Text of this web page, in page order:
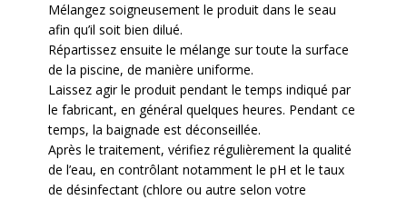
Mélangez soigneusement le produit dans le seau
afin qu’il soit bien dilué.
Répartissez ensuite le mélange sur toute la surface
de la piscine, de manière uniforme.
Laissez agir le produit pendant le temps indiqué par
le fabricant, en général quelques heures. Pendant ce
temps, la baignade est déconseillée.
Après le traitement, vérifiez régulièrement la qualité
de l’eau, en contrôlant notamment le pH et le taux
de désinfectant (chlore ou autre selon votre